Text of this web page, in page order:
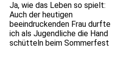
Ja, wie das Leben so spielt:
Auch der heutigen
beeindruckenden Frau durfte
ich als Jugendliche die Hand
schütteln beim Sommerfest